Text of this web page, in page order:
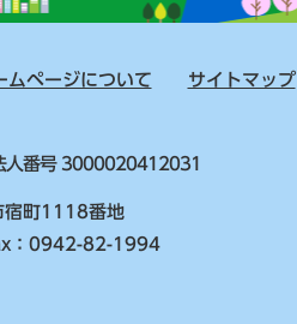
ムページについて サイトマップ
人番号 3000020412031
宿町1118番地
：0942-82-1994